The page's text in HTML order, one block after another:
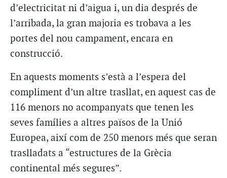
d’electricitat ni d’aigua i, un dia després de
l’arribada, la gran majoria es trobava a les
portes del nou campament, encara en
construcció.
En aquests moments s’està a l’espera del
compliment d’un altre trasllat, en aquest cas de
116 menors no acompanyats que tenen les
seves famílies a altres països de la Unió
Europea, així com de 250 menors més que seran
traslladats a “estructures de la Grècia
continental més segures”.